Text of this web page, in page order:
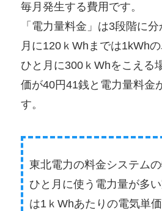
毎月発生する費用です。
「電力量料金」は3段階に
月に120ｋWhまでは1kWhの
ひと月に300ｋWhをこえる
価が40円41銭と電力量料金
す。
東北電力の料金システムの
ひと月に使う電力量が多
は1ｋWhあたりの電気単価